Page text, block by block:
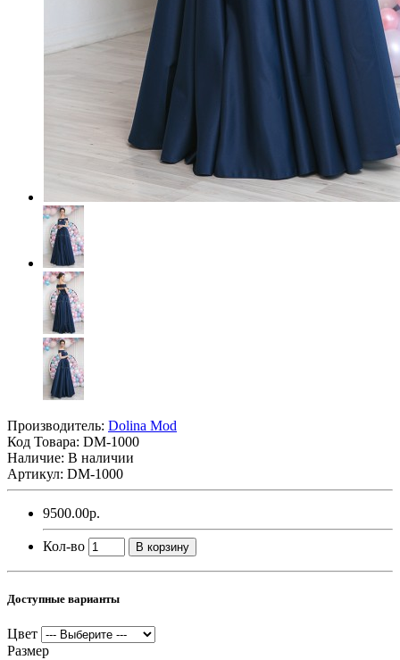
Производитель: Dolina Mod
Код Товара: DM-1000
Наличие: В наличии
Артикул: DM-1000
9500.00р.
Кол-во В корзину
Доступные варианты
Цвет
Размер